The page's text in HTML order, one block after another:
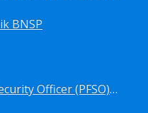
BNSP
Sertifikasi Port Facility Security Officer (PFSO) BNSP